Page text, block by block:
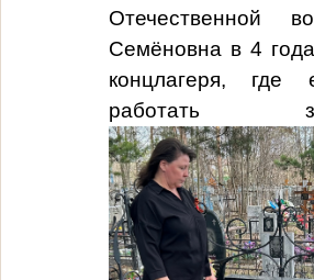
Отечественной
Семёновна в 4
концлагеря, где